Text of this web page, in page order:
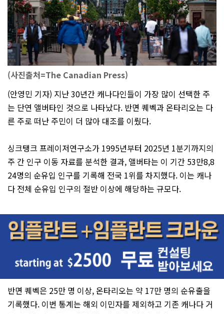
(사진출처=The Canadian Press)
(안영민 기자) 지난 30년간 캐나다인들이 가장 많이 선택한 주
는 단연 앨버타인 것으로 나타났다. 반면 퀘벡과 온타리오는 다
른 주로 떠난 주민이 더 많아 대조를 이뤘다.
싱크탱크 프레이저연구소가 1995년부터 2025년 1분기까지의
주 간 인구 이동 자료를 분석한 결과, 앨버타는 이 기간 53만8,8
24명의 순유입 인구를 기록해 전국 1위를 차지했다. 이는 캐나
다 전체 순유입 인구의 절반 이상에 해당하는 규모다.
반면 퀘벡은 25만 명 이상, 온타리오는 약 17만 명의 순유출을
기록했다. 이번 통계는 해외 이민자를 제외하고 기존 캐나다 거